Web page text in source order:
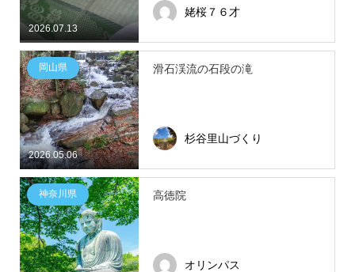
2026.07.13
姥桜７６才
2026.05.06
岡山県 滑石渓流の石段の滝
杉谷里山づくり
神奈川県 高徳院
オリンパス